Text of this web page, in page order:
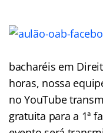
bacharéis em
horas, nossa
no YouTube
gratuita para a 1ª